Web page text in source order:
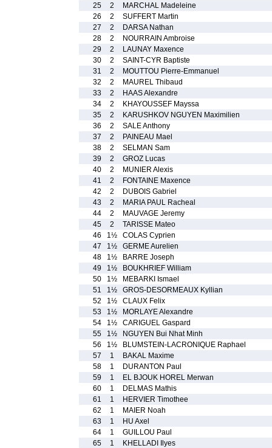
25
2
MARCHAL Madeleine
26
2
SUFFERT Martin
27
2
DARSA Nathan
28
2
NOURRAIN Ambroise
29
2
LAUNAY Maxence
30
2
SAINT-CYR Baptiste
31
2
MOUTTOU Pierre-Emmanuel
32
2
MAUREL Thibaud
33
2
HAAS Alexandre
34
2
KHAYOUSSEF Mayssa
35
2
KARUSHKOV NGUYEN Maximilien
36
2
SALE Anthony
37
2
PAINEAU Mael
38
2
SELMAN Sam
39
2
GROZ Lucas
40
2
MUNIER Alexis
41
2
FONTAINE Maxence
42
2
DUBOIS Gabriel
43
2
MARIA PAUL Racheal
44
2
MAUVAGE Jeremy
45
2
TARISSE Mateo
46
1½
COLAS Cyprien
47
1½
GERME Aurelien
48
1½
BARRE Joseph
49
1½
BOUKHRIEF William
50
1½
MEBARKI Ismael
51
1½
GROS-DESORMEAUX Kyllian
52
1½
CLAUX Felix
53
1½
MORLAYE Alexandre
54
1½
CARIGUEL Gaspard
55
1½
NGUYEN Bui Nhat Minh
56
1½
BLUMSTEIN-LACRONIQUE Raphael
57
1
BAKAL Maxime
58
1
DURANTON Paul
59
1
EL BJOUK HOREL Merwan
60
1
DELMAS Mathis
61
1
HERVIER Timothee
62
1
MAIER Noah
63
1
HU Axel
64
1
GUILLOU Paul
65
1
KHELLADI Ilyes